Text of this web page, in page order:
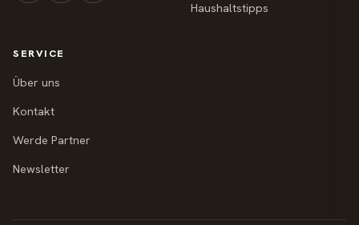
Haushaltstipps
SERVICE
Über uns
Kontakt
Werde Partner
Newsletter